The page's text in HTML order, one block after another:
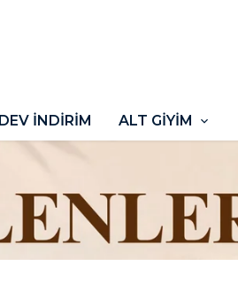
DEV İNDİRİM ALT GİYİM